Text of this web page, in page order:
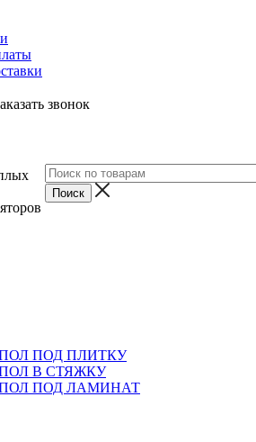
звонок
ПОД ПЛИТКУ
В СТЯЖКУ
ПОД ЛАМИНАТ